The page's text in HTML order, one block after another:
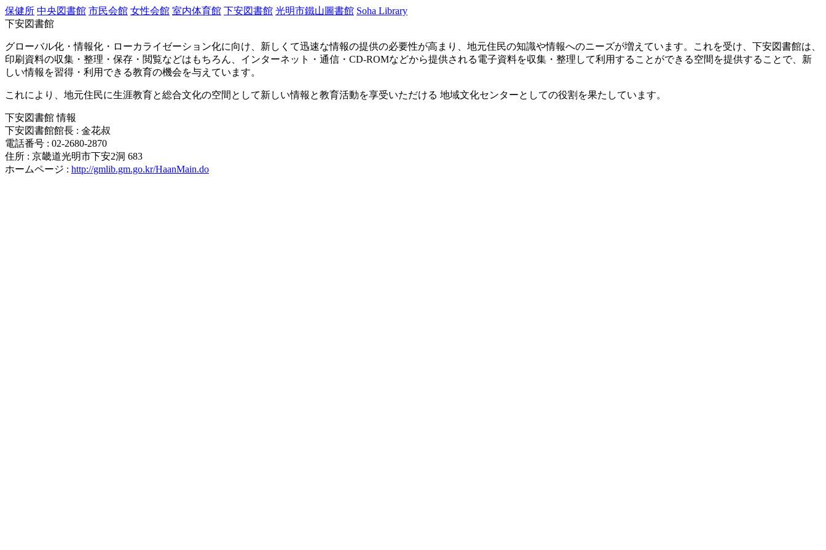
保健所 中央図書館 市民会館 女性会館 室内体育館 下安図書館 光明市鐵山圖書館 Soha Library
下安図書館
グローバル化・情報化・ローカライゼーション化に向け、新しくて迅速な情報の提供の必要性が高まり、地元住民の知識や情報へのニーズが増えています。これを受け、下安図書館は、
印刷資料の収集・整理・保存・閲覧などはもちろん、インターネット・通信・CD-ROMなどから提供される電子資料を収集・整理して利用することができる空間を提供することで、新
しい情報を習得・利用できる教育の機会を与えています。
これにより、地元住民に生涯教育と総合文化の空間として新しい情報と教育活動を享受いただける 地域文化センターとしての役割を果たしています。
下安図書館 情報
下安図書館館長 : 金花叔
電話番号 : 02-2680-2870
住所 : 京畿道光明市下安2洞 683
ホームページ : http://gmlib.gm.go.kr/HaanMain.do